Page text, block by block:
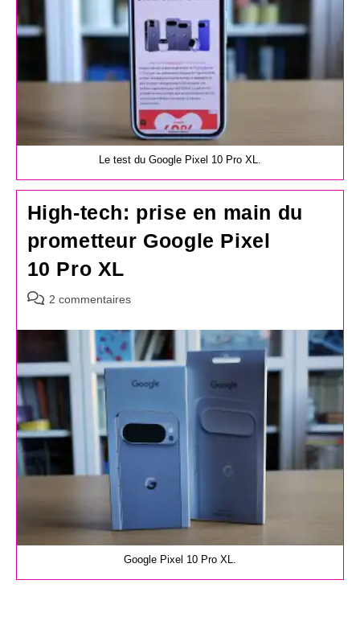
Le test du Google Pixel 10 Pro XL.
High-tech: prise en main du
prometteur Google Pixel
10 Pro XL
Commentaires
la
2 commentaires
Google Pixel 10 Pro XL.